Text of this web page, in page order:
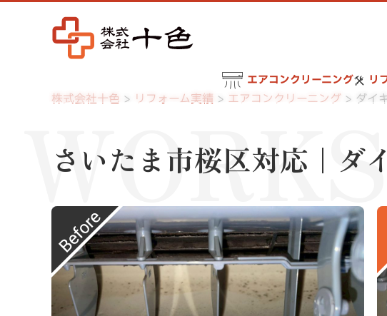
エアコンクリーニング リ
株式会社十色 リフォーム実績 エアコンクリーニング ダイ
さいたま市桜区対応｜ダ
WORKS